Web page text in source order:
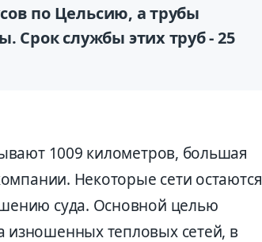
по Цельсию, а трубы
службы этих труб - 25
1009 километров, большая
Некоторые сети остаются
суда. Основной целью
тепловых сетей, в